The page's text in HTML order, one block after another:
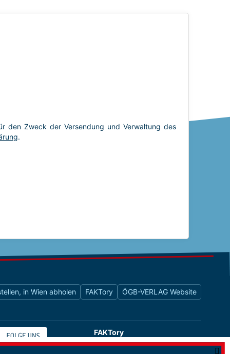
in Wien abholen FAKTory ÖGB-VERLAG Website
FAKTory
Buchhandlung des ÖGB-Verlags